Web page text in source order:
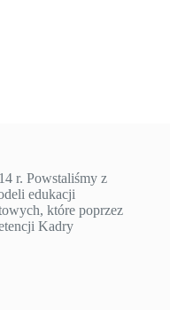
r. Powstaliśmy z
edukacji
które poprzez
Kadry